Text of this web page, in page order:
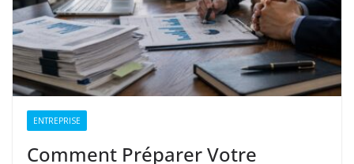
ENTREPRISE
Comment Préparer Votre